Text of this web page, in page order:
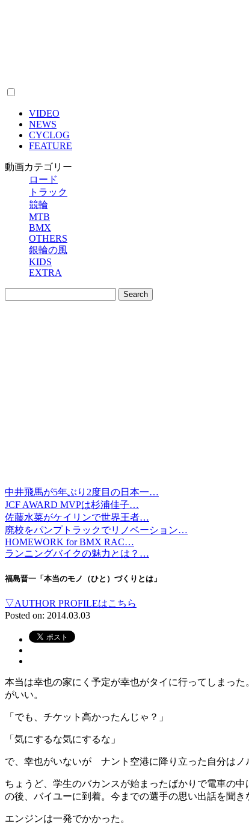
VIDEO
NEWS
CYCLOG
FEATURE
動画カテゴリー
ロード
トラック
競輪
MTB
BMX
OTHERS
銀輪の風
KIDS
EXTRA
中井飛馬が5年ぶり2度目の日本一…
JCF AWARD MVPは杉浦佳子…
佐藤水菜がケイリンで世界王者…
廃校をパンプトラックでリノベーション…
HOMEWORK for BMX RAC…
ランニングバイクの魅力とは？…
福島晋一「本当のモノ（ひと）づくりとは」
▽AUTHOR PROFILEはこちら
Posted on: 2014.03.03
本当は幸也の家にく予定が幸也がタイに行ってしまっ
がいい。
「でも、チケット高かったんじゃ？」
「気にするな気にするな」
で、幸也がいないが ナント空港に降り立った自分はノ
ちょうど、学生のバカンスが始まったばかりで電車の
の後、バイユーに到着。今までの選手の思い出話を聞
エンジンは一発でかかった。